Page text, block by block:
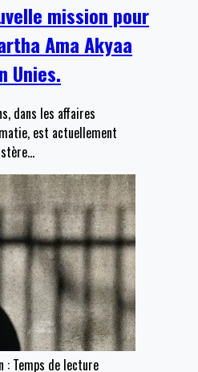
mission pour
Ama Akyaa
Unies.
dans les affaires
est actuellement
…
: Temps de lecture